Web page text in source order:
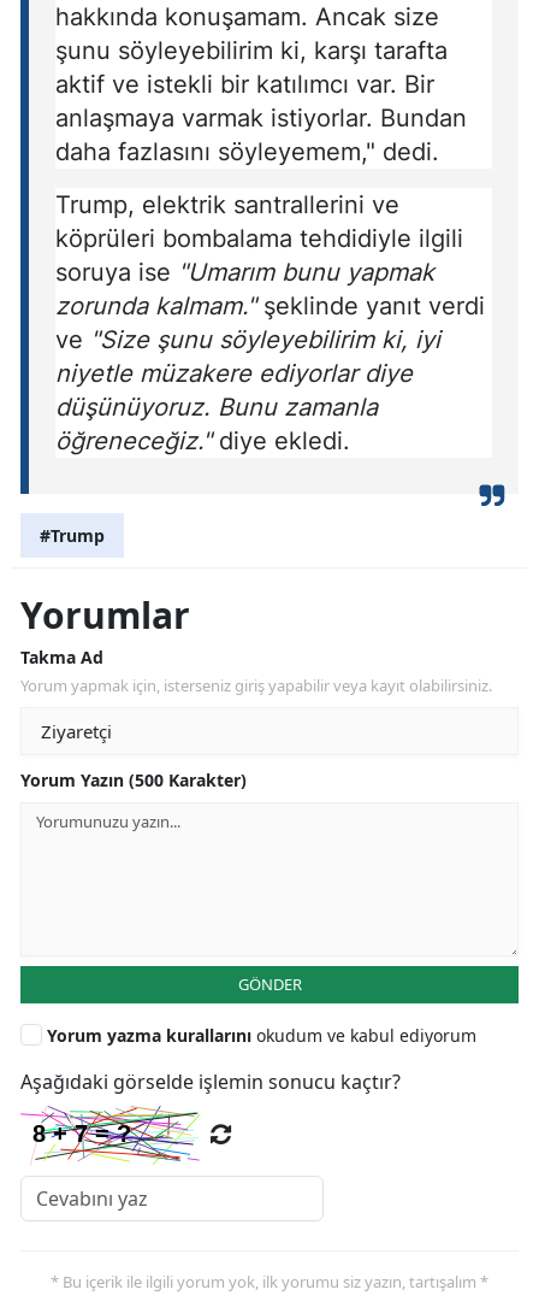
hakkında konuşamam. Ancak size
şunu söyleyebilirim ki, karşı tarafta
aktif ve istekli bir katılımcı var. Bir
anlaşmaya varmak istiyorlar. Bundan
daha fazlasını söyleyemem," dedi.
Trump, elektrik santrallerini ve
köprüleri bombalama tehdidiyle ilgili
soruya ise "Umarım bunu yapmak
zorunda kalmam."şeklinde yanıt verdi
ve "Size şunu söyleyebilirim ki, iyi
niyetle müzakere ediyorlar diye
düşünüyoruz. Bunu zamanla
öğreneceğiz."diye ekledi.
#Trump
Yorumlar
Takma Ad
Yorum yapmak için, isterseniz giriş yapabilir veya kayıt olabilirsiniz.
Yorum Yazın (500 Karakter)
GÖNDER
Yorum yazma kurallarını okudum ve kabul ediyorum
Aşağıdaki görselde işlemin sonucu kaçtır?
* Bu içerik ile ilgili yorum yok, ilk yorumu siz yazın, tartışalım *